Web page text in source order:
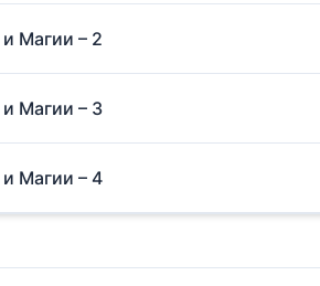
Магии – 2
Магии – 3
Магии – 4